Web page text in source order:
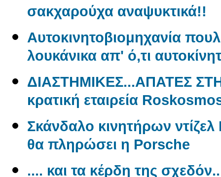
σακχαρούχα αναψυκτικά!!
Aυτοκινητοβιομηχανία
λουκάνικα απ' ό,τι
ΔΙΑΣΤΗΜΙΚΕΣ...ΑΠΑΤΕΣ
κρατική εταιρεία
Σκάνδαλο κινητήρων
θα πληρώσει η Porsche
.... και τα κέρδη της